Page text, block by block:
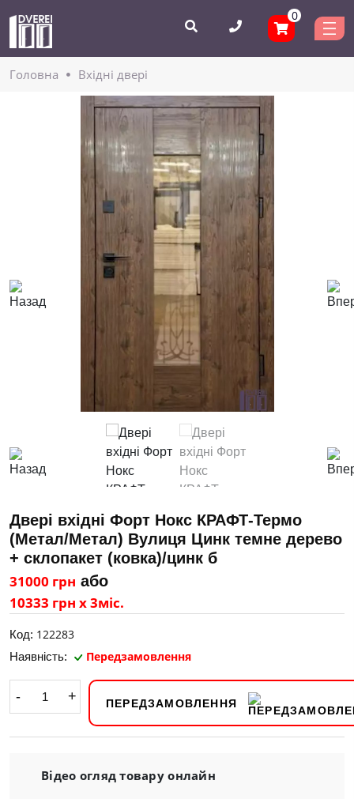
0
Головнa Вхідні двері
Двері вхідні Форт Нокс КРАФТ-Термо
(Метал/Метал) Вулиця Цинк темне дерево
+ склопакет (ковка)/цинк б
31000 грн або
10333 грн х 3міс.
Код: 122283
Наявність: Передзамовлення
- + ПЕРЕДЗАМОВЛЕННЯ
Відео огляд товару онлайн